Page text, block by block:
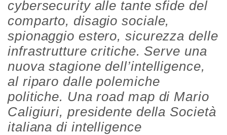
cybersecurity alle tante sfide del
comparto, disagio sociale,
spionaggio estero, sicurezza delle
infrastrutture critiche. Serve una
nuova stagione dell’intelligence,
al riparo dalle polemiche
politiche. Una road map di Mario
Caligiuri, presidente della Società
italiana di intelligence